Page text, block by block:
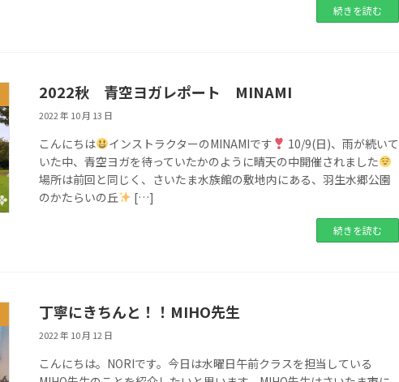
続きを読む
2022秋 青空ヨガレポート MINAMI
2022 年 10 月 13 日
こんにちは インストラクターのMINAMIです
10/9(日)、雨が続いて
いた中、青空ヨガを待っていたかのように晴天の中開催されました
場所は前回と同じく、さいたま水族館の敷地内にある、羽生水郷公園
のかたらいの丘
[…]
続きを読む
丁寧にきちんと！！MIHO先生
2022 年 10 月 12 日
こんにちは。NORIです。今日は水曜日午前クラスを担当している